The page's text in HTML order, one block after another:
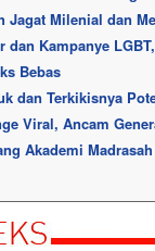
Jagat Milenial dan
dan Kampanye
Bebas
dan Terkikisnya
Viral, Ancam
Akademi